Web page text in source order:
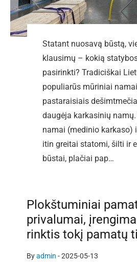
Statant nuosavą būstą,
klausimų – kokią
pasirinkti? Tradiciškai
populiarūs mūriniai
pastaraisiais
daugėja karkasinių
namai (medinio karkaso)
itin greitai statomi, šilti ir
būstai, plačiai pap…
Plokštuminiai
privalumai,
rinktis tokį pamatų
Byadmin -2025-05-13